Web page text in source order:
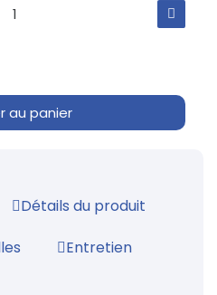
au panier
Détails du produit
Entretien